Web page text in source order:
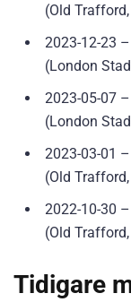
(Old
2023-12-23
(London
2023-05-07
(London
2023-03-01
(Old
2022-10-30
(Old
Tidigare